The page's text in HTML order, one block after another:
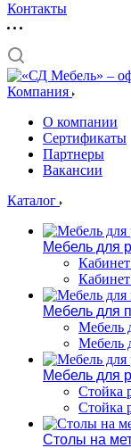
Контакты
Компания
О компании
Сертификаты
Партнеры
Вакансии
Каталог
Мебель для
Мебель для
Мебель
Мебель
Мебель для
Стойка
Стойка
Столы на